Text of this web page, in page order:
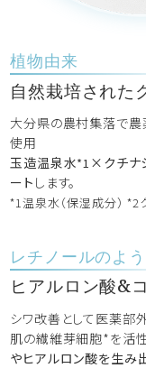
植物由来
自然栽培された
大分県の農村集落で農
使用
玉造温泉水*1 ×クチナ
ート します。
*1温泉水（保湿成分） *2
レチノールのよ
ヒアルロン酸&
シワ改善として医薬部
肌の繊維芽細胞*を活
やヒアルロン酸を生み